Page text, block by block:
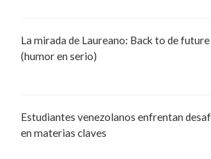
La mirada de Laureano: Back to de future
(humor en serio)
Estudiantes venezolanos enfrentan
en materias claves